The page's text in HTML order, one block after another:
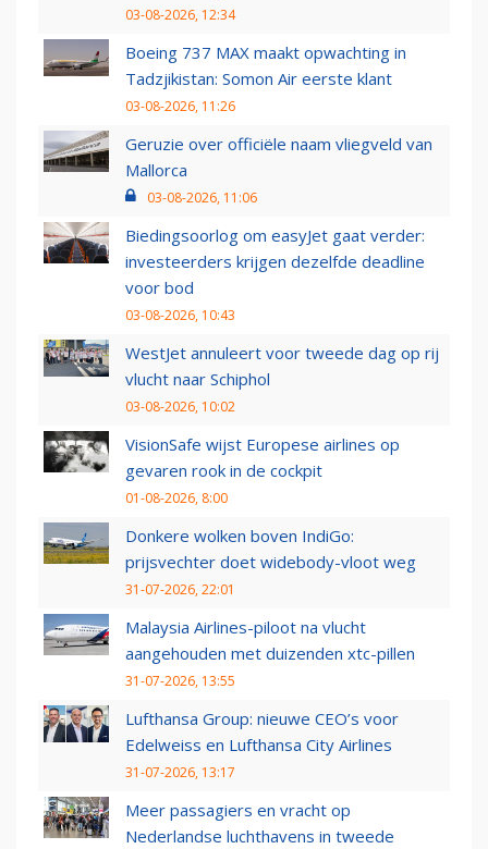
03-08-2026, 12:34
Boeing 737 MAX maakt opwachting in
Tadzjikistan: Somon Air eerste klant
03-08-2026, 11:26
Geruzie over officiële naam vliegveld van
Mallorca
03-08-2026, 11:06
Biedingsoorlog om easyJet gaat verder:
investeerders krijgen dezelfde deadline
voor bod
03-08-2026, 10:43
WestJet annuleert voor tweede dag op rij
vlucht naar Schiphol
03-08-2026, 10:02
VisionSafe wijst Europese airlines op
gevaren rook in de cockpit
01-08-2026, 8:00
Donkere wolken boven IndiGo:
prijsvechter doet widebody-vloot weg
31-07-2026, 22:01
Malaysia Airlines-piloot na vlucht
aangehouden met duizenden xtc-pillen
31-07-2026, 13:55
Lufthansa Group: nieuwe CEO’s voor
Edelweiss en Lufthansa City Airlines
31-07-2026, 13:17
Meer passagiers en vracht op
Nederlandse luchthavens in tweede